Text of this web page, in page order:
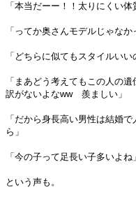
「本当だーー！！太りにくい体
「ってか奥さんモデルじゃなか
「どちらに似てもスタイルいい
「まあどう考えてもこの人の
訳がないよなww 羨ましい」
「だから身長高い男性は結婚
ら」
「今の子って足長い子多いよね」
という声も。